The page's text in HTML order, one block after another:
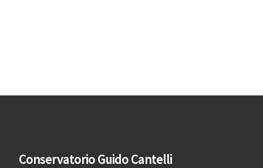
Conservatorio Guido Cantelli